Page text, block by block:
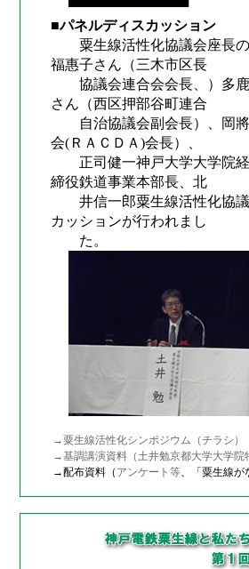
■パネルディスカッション
粟生線活性化協議会座長の
福惠子さん（三木市区長
協議会連合会会長、）多鹿
さん（西区押部谷町連合
自治協議会副会長）、岡將
会(ＲＡＣＤＡ)会長）、
正司健一神戸大学大学院経
締役鉄道事業本部長、北
井信一郎粟生線活性化協議
カッションが行われまし
た。
→粟生線活性化シンポジウム（チラシ）
→基調講演資料（土井勉京都大学大学
→配布資料（ アンケート等、「粟生線が